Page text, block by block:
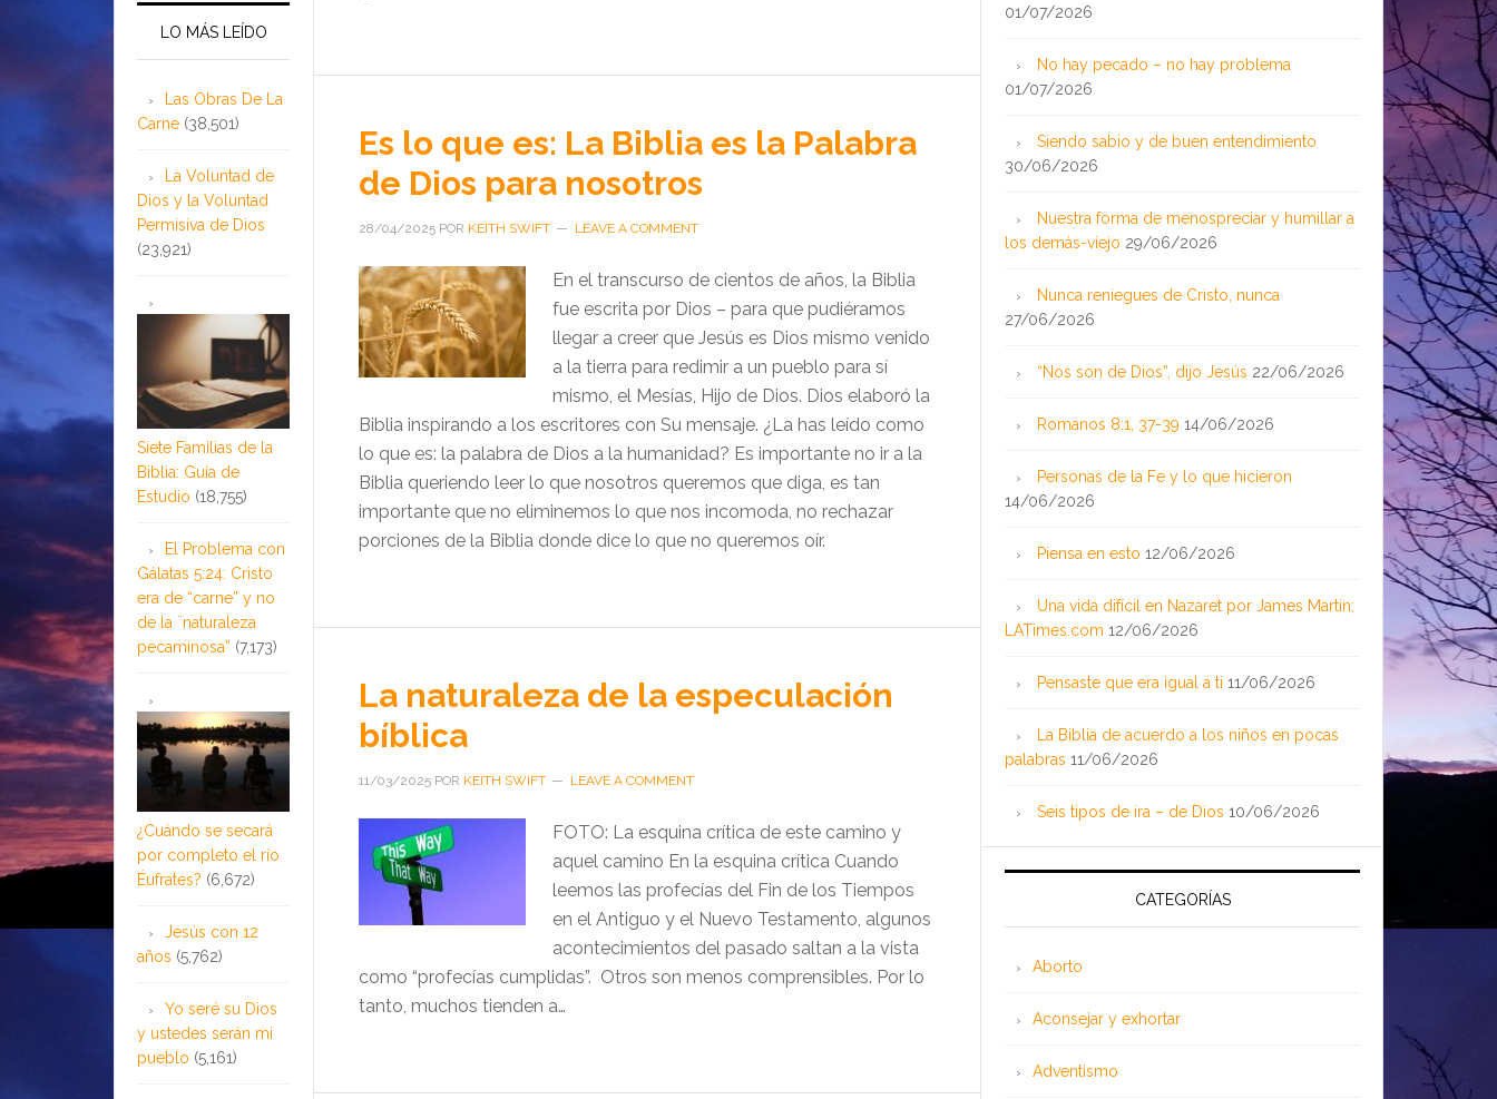
Es lo que es: La Biblia es la Palabra
de Dios para nosotros
28/04/2025 POR KEITH SWIFT LEAVE A COMMENT
En el transcurso de cientos de años, la Biblia
fue escrita por Dios – para que pudiéramos
llegar a creer que Jesús es Dios mismo venido
a la tierra para redimir a un pueblo para sí
mismo, el Mesías, Hijo de Dios. Dios elaboró la
Biblia inspirando a los escritores con Su mensaje. ¿La has leído como
lo que es: la palabra de Dios a la humanidad? Es importante no ir a la
Biblia queriendo leer lo que nosotros queremos que diga, es tan
importante que no eliminemos lo que nos incomoda, no rechazar
porciones de la Biblia donde dice lo que no queremos oír.
La naturaleza de la especulación
bíblica
11/03/2025 POR KEITH SWIFT LEAVE A COMMENT
FOTO: La esquina crítica de este camino y
aquel camino En la esquina crítica Cuando
leemos las profecías del Fin de los Tiempos
en el Antiguo y el Nuevo Testamento, algunos
acontecimientos del pasado saltan a la vista
como “profecías cumplidas”. Otros son menos comprensibles. Por lo
tanto, muchos tienden a…
01/07/2026
No hay pecado – no hay problema
01/07/2026
Siendo sabio y de buen entendimiento
30/06/2026
Nuestra forma de menospreciar y humillar a
los demás-viejo 29/06/2026
Nunca reniegues de Cristo, nunca
27/06/2026
“Nos son de Dios”, dijo Jesús 22/06/2026
Romanos 8:1, 37-39 14/06/2026
Personas de la Fe y lo que hicieron
14/06/2026
Piensa en esto 12/06/2026
Una vida difícil en Nazaret por James Martin;
LATimes.com 12/06/2026
Pensaste que era igual a ti 11/06/2026
La Biblia de acuerdo a los niños en pocas
palabras 11/06/2026
Seis tipos de ira – de Dios 10/06/2026
CATEGORÍAS
Aborto
Aconsejar y exhortar
Adventismo
LO MÁS LEÍDO
Las Obras De La
Carne (38,501)
La Voluntad de
Dios y la Voluntad
Permisiva de Dios
(23,921)
Siete Familias de la
Biblia: Guía de
Estudio (18,755)
El Problema con
Gálatas 5:24: Cristo
era de “carne” y no
de la ¨naturaleza
pecaminosa” (7,173)
¿Cuándo se secará
por completo el río
Éufrates? (6,672)
Jesús con 12
años (5,762)
Yo seré su Dios
y ustedes serán mi
pueblo (5,161)